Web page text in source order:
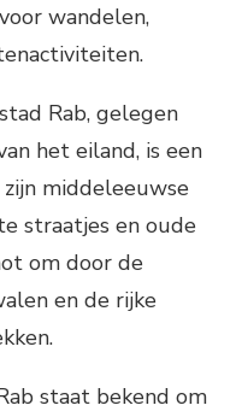
wandelen,
Rab, gelegen
het eiland, is een
middeleeuwse
straatjes en oude
om door de
en de rijke
staat bekend om